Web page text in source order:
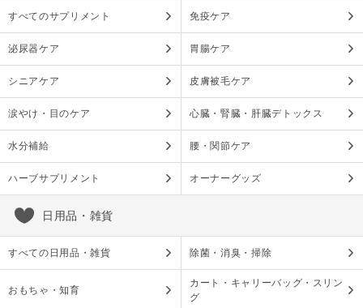
すべてのサプリメント 免疫ケア
泌尿器ケア 胃腸ケア
シニアケア 皮膚被毛ケア
涙やけ・目のケア 心臓・腎臓・肝臓デトックス
水分補給 腰・関節ケア
ハーブサプリメント オーナーグッズ
日用品・雑貨
すべての日用品・雑貨 除菌・消臭・掃除
おもちゃ・知育
カート・キャリーバッグ・スリン
グ